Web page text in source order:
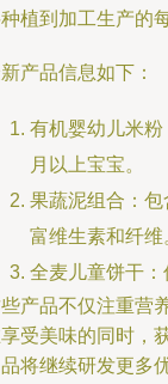
植到加工生产的
产品信息如下：
有机婴幼儿米
月以上宝宝。
果蔬泥组合：
富维生素和纤维
全麦儿童饼干：
产品不仅注重营
受美味的同时，
将继续研发更多